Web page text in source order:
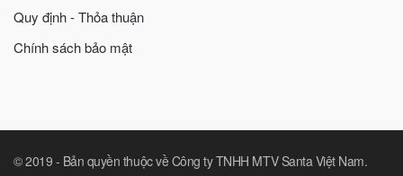
Quy định - Thỏa thuận
Chính sách bảo mật
© 2019 - Bản quyền thuộc về Công ty TNHH MTV Santa Việt Nam.